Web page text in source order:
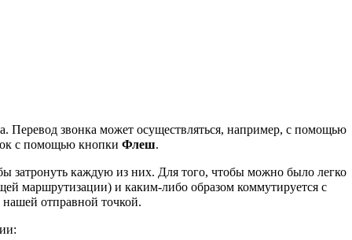
Перевод звонка может осуществляться, например, с помощью
с помощью кнопки Флеш.
затронуть каждую из них. Для того, чтобы можно было легко
маршрутизации) и каким-либо образом коммутируется с
нашей отправной точкой.